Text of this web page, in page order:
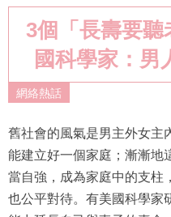
3個「長壽要
國科學家：男
網絡熱話
舊社會的風氣是男主外女主
能建立好一個家庭；漸漸地
當自強，成為家庭中的支柱
也公平對待。有美國科學家